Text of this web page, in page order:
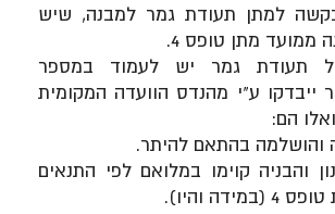
הינו בקשה למתן תעודת גמר למבנה, שיש
ממועד מתן טופס 4.
תעודת גמר יש לעמוד במספר
ייבדקו ע"י מהנדס הוועדה המקומית
הם:
והושלמה בהתאם להיתר.
והבניה קוימו במלואם לפי התנאים
והיו).